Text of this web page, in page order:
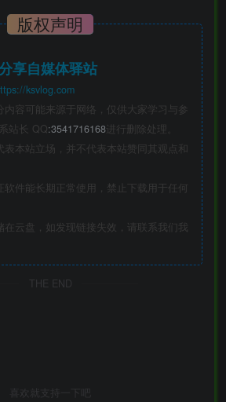
版权声明
享自媒体驿站
ksvlog.com
内容可能来源于网络，仅供大家学习与参
站长 QQ:3541716168进行删除处理。
本站立场，并不代表本站赞同其观点和
软件能长期正常使用，禁止下载用于任何
在云盘，如发现链接失效，请联系我们我
THE END
喜欢就支持一下吧